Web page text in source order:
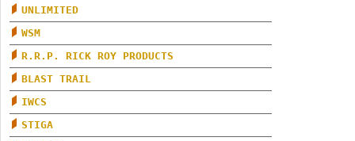
UNLIMITED
WSM
R.R.P. RICK ROY PRODUCTS
BLAST TRAIL
IWCS
STIGA